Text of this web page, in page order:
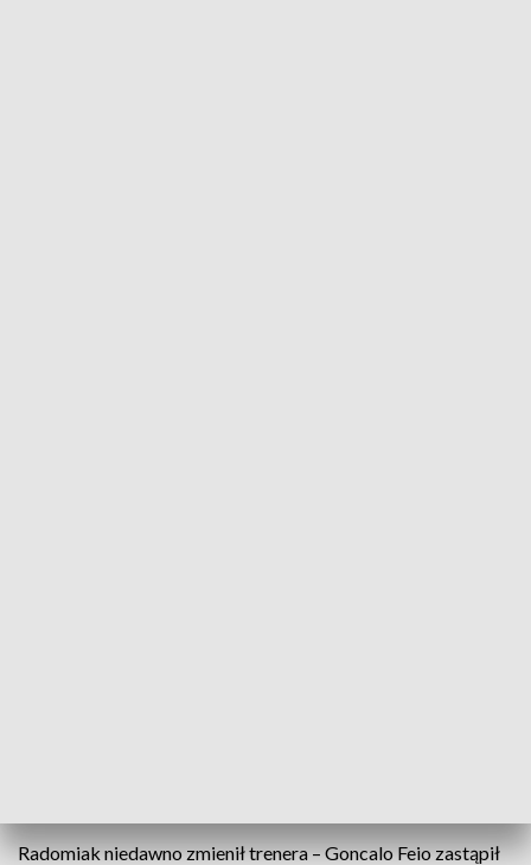
Radomiak niedawno zmienił trenera – Goncalo Feio zastąpił